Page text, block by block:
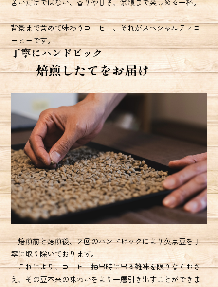
苦いだけではない、香りや甘さ、余韻まで楽しめる一杯。
背景まで含めて味わうコーヒー、それがスペシャルティコ
ーヒーです。
丁寧にハンドピック
焙煎したてをお届け
焙煎前と焙煎後、２回のハンドピックにより欠点豆を丁
寧に取り除いております。
これにより、コーヒー抽出時に出る雑味を限りなくおさ
え、その豆本来の味わいをより一層引き出すことができま